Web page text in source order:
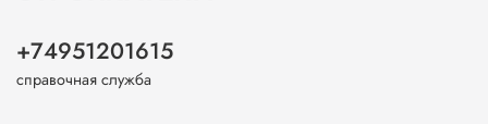
+74951201615
справочная служба